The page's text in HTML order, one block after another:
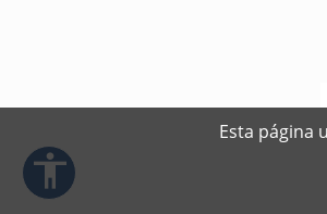
Esta página
accessibility